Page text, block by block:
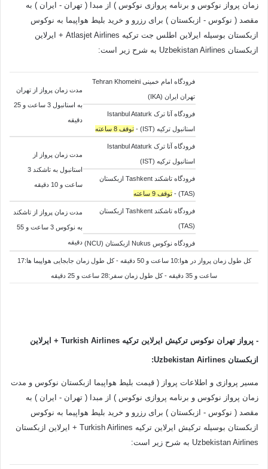
زمان پرواز نوکوس و برنامه پروازی نوکوس ) از مبدا ( تهران - ایران ) به
مقصد ( نوکوس - ازبکستان ) برای رزرو و خرید بلیط هواپیما به نوکوس
ازبکستان بوسیله ایرلاین اطلس جت ترکیه Atlasjet Airlines + ایرلاین
ازبکستان Uzbekistan Airlines به شرح زیر است:
فرودگاه امام خمینی Tehran Khomeini
تهران ایران (IKA)
مدت زمان پرواز از تهران
به استانبول 3 ساعت و 25
دقیقه
فرودگاه آتا ترک Istanbul Ataturk
استانبول ترکیه (IST) - توقف 8 ساعته
فرودگاه آتا ترک Istanbul Ataturk
استانبول ترکیه (IST)
مدت زمان پرواز از
استانبول به تاشکند 3
ساعت و 10 دقیقه
فرودگاه تاشکند Tashkent ازبکستان
(TAS) - توقف 9 ساعته
فرودگاه تاشکند Tashkent ازبکستان
(TAS)
مدت زمان پرواز از تاشکند
به نوکوس 3 ساعت و 55
دقیقه فرودگاه نوکوس Nukus ازبکستان (NCU)
کل طول زمان پرواز در هوا:10 ساعت و 50 دقیقه - کل طول زمان جابجایی هواپیما ها:17
ساعت و 35 دقیقه - کل طول زمان سفر:28 ساعت و 25 دقیقه
- پرواز تهران نوکوس ترکیش ایرلاین ترکیه Turkish Airlines + ایرلاین
ازبکستان Uzbekistan Airlines
:
مسیر پروازی و اطلاعات پرواز ( قیمت بلیط هواپیما ازبکستان نوکوس و مدت
زمان پرواز نوکوس و برنامه پروازی نوکوس ) از مبدا ( تهران - ایران ) به
مقصد ( نوکوس - ازبکستان ) برای رزرو و خرید بلیط هواپیما به نوکوس
ازبکستان بوسیله ترکیش ایرلاین ترکیه Turkish Airlines + ایرلاین ازبکستان
Uzbekistan Airlines به شرح زیر است: